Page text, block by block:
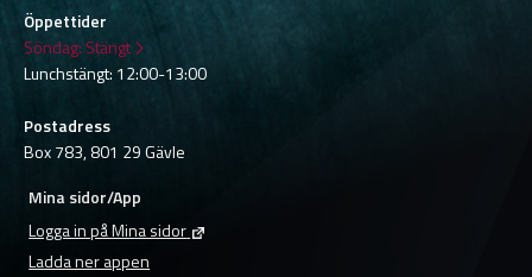
Öppettider
Söndag: Stängt
Lunchstängt: 12:00-13:00
Postadress
Box 783, 801 29 Gävle
Mina sidor/App
Logga in på Mina sidor
Ladda ner appen